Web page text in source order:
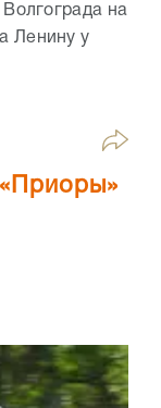
на
Ленину у